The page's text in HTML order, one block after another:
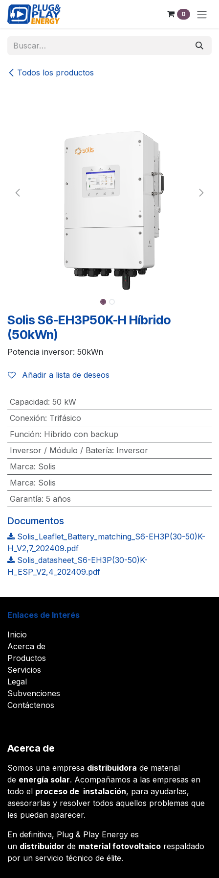
Ir al contenido
0
Todos los productos
Solis S6-EH3P50K-H Híbrido
(50kWn)
Potencia inversor: 50kWn
Añadir a lista de deseos
Capacidad: 50 kW
Conexión: Trifásico
Función: Híbrido con backup
Inversor / Módulo / Batería: Inversor
Marca: Solis
Marca: Solis
Garantía: 5 años
Documentos
Solis_Leaflet_Battery_matching_S6-EH3P(30-50)K-
H_V2,7_202409.pdf
Solis_datasheet_S6-EH3P(30-50)K-
H_ESP_V2,4_202409.pdf
Enlaces de Interés
Inicio
Acerca de
Productos
Servicios
Legal
Subvenciones
Contáctenos
Acerca de
Somos una empresa distribuidora de material
de energía solar. Acompañamos a las empresas en
todo el proceso de instalación, para ayudarlas,
asesorarlas y resolver todos aquellos problemas que
les puedan aparecer.
En definitiva, Plug & Play Energy es
un distribuidor de material fotovoltaico respaldado
por un servicio técnico de élite.